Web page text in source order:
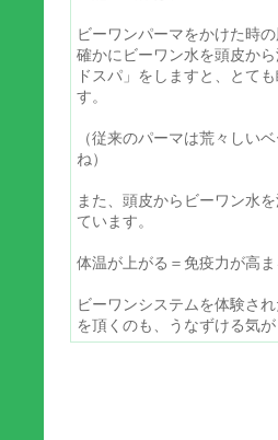
ビーワンパーマをかけた時
確かにビーワン水を頭皮か
ドスパ」をしますと、とて
す。
（従来のパーマは荒々しい
ね）
また、頭皮からビーワン水
ています。
体温が上がる＝免疫力が高ま
ビーワンシステムを体験さ
を頂くのも、うなずける気が